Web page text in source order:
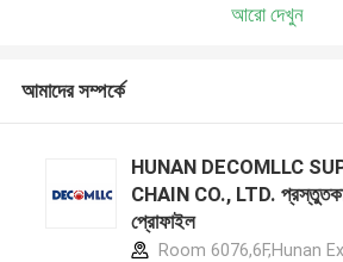
আরো দেখুন
আমাদের সম্পর্কে
HUNAN DECOMLLC
CHAIN CO., LTD.
প্রোফাইল
Room 6076,6F,Hunan